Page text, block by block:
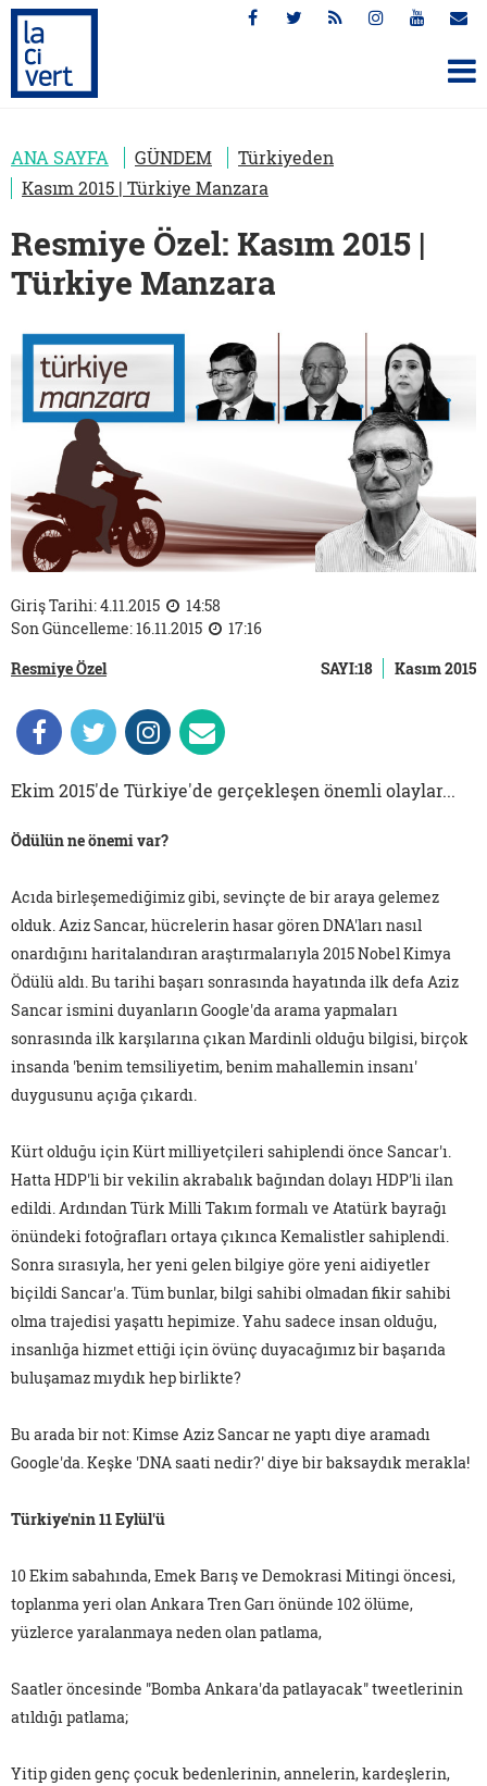
ANA SAYFA GÜNDEM
Türkiyeden
Kasım 2015 | Türkiye Manzara
Resmiye Özel: Kasım 2015 |
Türkiye Manzara
Giriş Tarihi: 4.11.2015
14:58
Son Güncelleme: 16.11.2015
17:16
Resmiye Özel
SAYI:18 Kasım 2015
Ekim 2015'de Türkiye'de gerçekleşen önemli olaylar...
Ödülün ne önemi var?
Acıda birleşemediğimiz gibi, sevinçte de bir araya gelemez
olduk. Aziz Sancar, hücrelerin hasar gören DNA'ları nasıl
onardığını haritalandıran araştırmalarıyla 2015 Nobel Kimya
Ödülü aldı. Bu tarihi başarı sonrasında hayatında ilk defa Aziz
Sancar ismini duyanların Google'da arama yapmaları
sonrasında ilk karşılarına çıkan Mardinli olduğu bilgisi, birçok
insanda 'benim temsiliyetim, benim mahallemin insanı'
duygusunu açığa çıkardı.
Kürt olduğu için Kürt milliyetçileri sahiplendi önce Sancar'ı.
Hatta HDP'li bir vekilin akrabalık bağından dolayı HDP'li ilan
edildi. Ardından Türk Milli Takım formalı ve Atatürk bayrağı
önündeki fotoğrafları ortaya çıkınca Kemalistler sahiplendi.
Sonra sırasıyla, her yeni gelen bilgiye göre yeni aidiyetler
biçildi Sancar'a. Tüm bunlar, bilgi sahibi olmadan fikir sahibi
olma trajedisi yaşattı hepimize. Yahu sadece insan olduğu,
insanlığa hizmet ettiği için övünç duyacağımız bir başarıda
buluşamaz mıydık hep birlikte?
Bu arada bir not: Kimse Aziz Sancar ne yaptı diye aramadı
Google'da. Keşke 'DNA saati nedir?' diye bir baksaydık merakla!
Türkiye'nin 11 Eylül'ü
10 Ekim sabahında, Emek Barış ve Demokrasi Mitingi öncesi,
toplanma yeri olan Ankara Tren Garı önünde 102 ölüme,
yüzlerce yaralanmaya neden olan patlama,
Saatler öncesinde "Bomba Ankara'da patlayacak" tweetlerinin
atıldığı patlama;
Yitip giden genç çocuk bedenlerinin, annelerin, kardeşlerin,